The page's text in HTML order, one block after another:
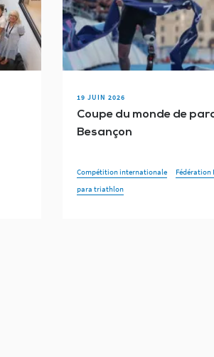
19 JUIN 2026
Coupe du monde de
Besançon
Compétition internationale
Fédération
para triathlon